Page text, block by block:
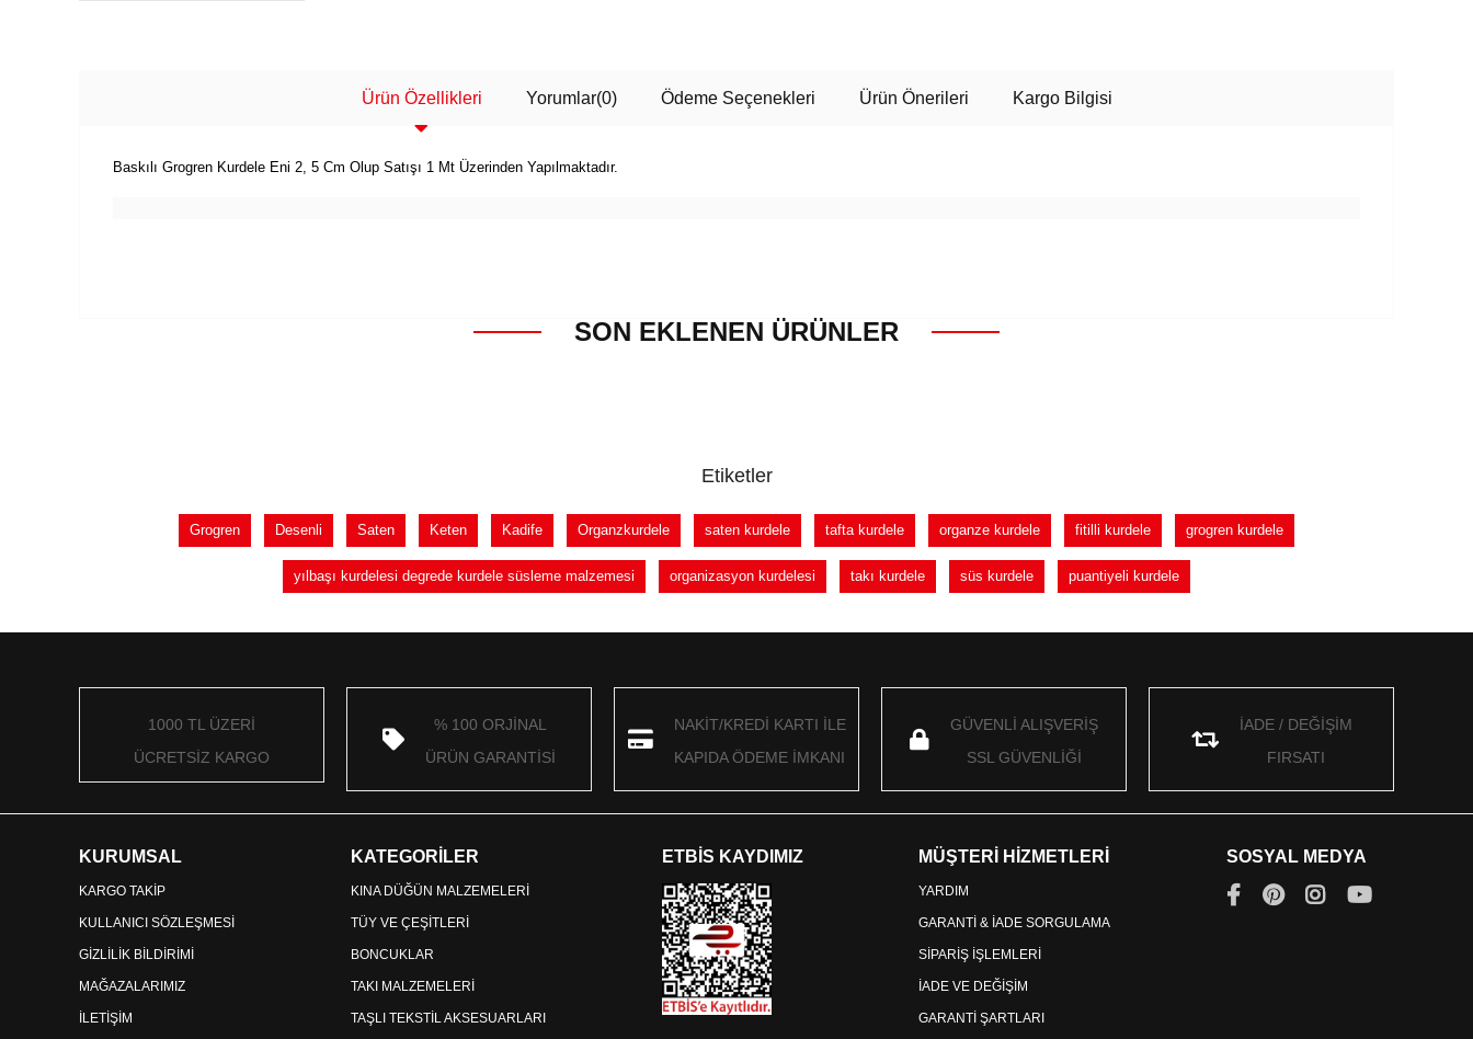
Ürün Özellikleri Yorumlar(0) Ödeme Seçenekleri Ürün Önerileri Kargo Bilgisi
Baskılı Grogren Kurdele Eni 2, 5 Cm Olup Satışı 1 Mt Üzerinden Yapılmaktadır.
SON EKLENEN ÜRÜNLER
Etiketler
Grogren Desenli Saten Keten Kadife Organzkurdele saten kurdele tafta kurdele organze kurdele fitilli kurdele grogren kurdele
yılbaşı kurdelesi degrede kurdele süsleme malzemesi organizasyon kurdelesi takı kurdele süs kurdele puantiyeli kurdele
1000 TL ÜZERİ
ÜCRETSİZ KARGO
% 100 ORJİNAL
ÜRÜN GARANTİSİ
NAKİT/KREDİ KARTI İLE
KAPIDA ÖDEME İMKANI
GÜVENLİ ALIŞVERİŞ
SSL GÜVENLİĞİ
İADE / DEĞİŞİM
FIRSATI
KURUMSAL
KARGO TAKİP
KULLANICI SÖZLEŞMESİ
GİZLİLİK BİLDİRİMİ
MAĞAZALARIMIZ
İLETİŞİM
KATEGORİLER
KINA DÜĞÜN MALZEMELERİ
TÜY VE ÇEŞİTLERİ
BONCUKLAR
TAKI MALZEMELERİ
TAŞLI TEKSTİL AKSESUARLARI
ETBİS KAYDIMIZ MÜŞTERİ HİZMETLERİ
YARDIM
GARANTİ & İADE SORGULAMA
SİPARİŞ İŞLEMLERİ
İADE VE DEĞİŞİM
GARANTİ ŞARTLARI
SOSYAL MEDYA